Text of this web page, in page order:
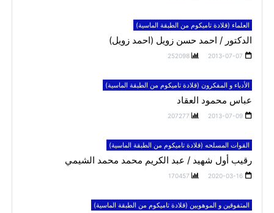
العلماء (قلادة تاميكوم من الطبقة الماسية)
الدكتور / احمد حسن زويل (احمد زويل)
2013-07-07
252098
الأدباء و المفكرون (قلادة تاميكوم من الطبقة الماسية)
عباس محمود العقاد
2013-07-09
207277
القوات المسلحه (قلادة تاميكوم من الطبقة الماسية)
رقيب أول شهيد / عبد الكريم محمد محمد الشيمي
2020-03-16
170457
المتفوقين و الموهوبين (قلادة تاميكوم من الطبقة الماسية)